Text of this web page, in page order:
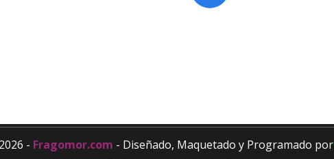
- Fragomor.com - Diseñado, Maquetado y Programado por